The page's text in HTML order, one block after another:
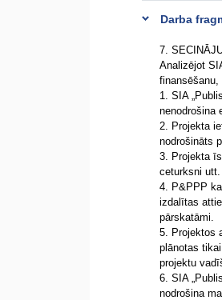
Darba
7.
Analizējot
1. SIA
nenodrošina
2. Projekta
nodrošināts
3. Projekta
ceturksni utt.
4. P&PPP
izdalītas
pārskatāmi.
5. Projektos
plānotas
projektu
6. SIA
nodrošina